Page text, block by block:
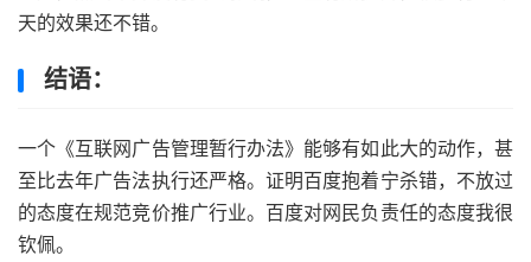
天的效果还不错。
结语：
一个《互联网广告管理暂行办法》能够有如此大的动作，甚
至比去年广告法执行还严格。证明百度抱着宁杀错，不放过
的态度在规范竞价推广行业。百度对网民负责任的态度我很
钦佩。